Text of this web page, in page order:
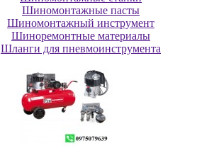
Шиномонтажные пасты
Шиномонтажный инструмент
Шиноремонтные материалы
Шлaнги для пнeвмoинcтpумeнтa